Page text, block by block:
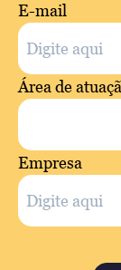
E-mail
Área de
Empresa